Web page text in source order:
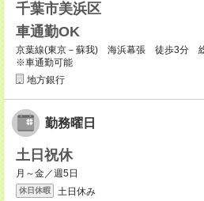
千葉市美浜区
車通勤OK
京葉線(東京－蘇我) 海浜幕張 徒歩3分
※車通勤可能
地方銀行
勤務曜日
土日祝休
月～金／週5日
休日休暇 土日休み